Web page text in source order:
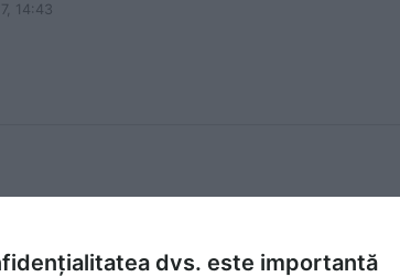
14:43
dvs. este importantă